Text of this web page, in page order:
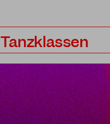
Tanzklassen
Profiklassen
Performance Projekte
Lehrer*innen
Preise